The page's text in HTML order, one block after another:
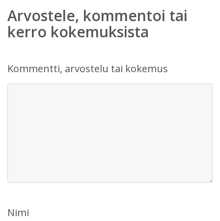
Arvostele, kommentoi tai
kerro kokemuksista
Kommentti, arvostelu tai kokemus
Nimi